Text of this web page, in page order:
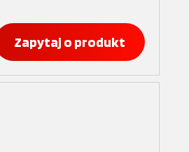
Zapytaj o produkt